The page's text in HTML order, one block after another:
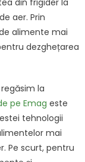
din frigider la
aer. Prin
alimente mai
dezghețarea
la
pe Emag este
tehnologii
mai
Pe scurt, pentru